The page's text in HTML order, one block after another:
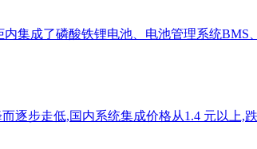
成了磷酸铁锂电池、电池管理系统BMS
步走低,国内系统集成价格从1.4 元以上,跌